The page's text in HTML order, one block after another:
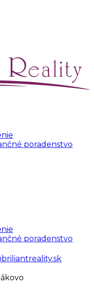
poradenstvo
poradenstvo